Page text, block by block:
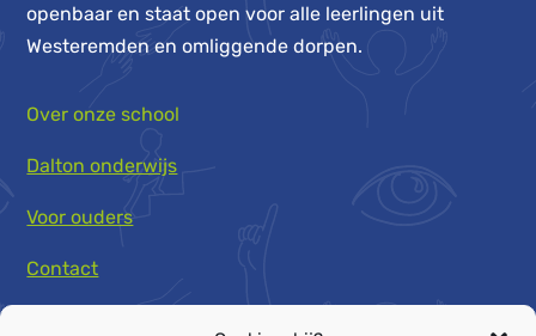
openbaar en staat open voor alle leerlingen uit
Westeremden en omliggende dorpen.
Over onze school
Dalton onderwijs
Voor ouders
Contact